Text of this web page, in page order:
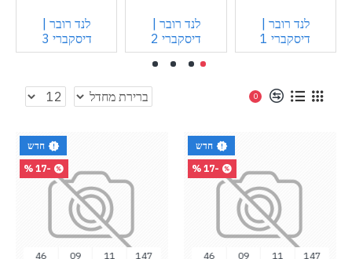
לנד רובר |
דיסקברי 1
לנד רובר |
דיסקברי 2
לנד רובר |
דיסקברי 3
0
חדש
-17 %
147
11
09
46
חדש
-17 %
147
11
09
46